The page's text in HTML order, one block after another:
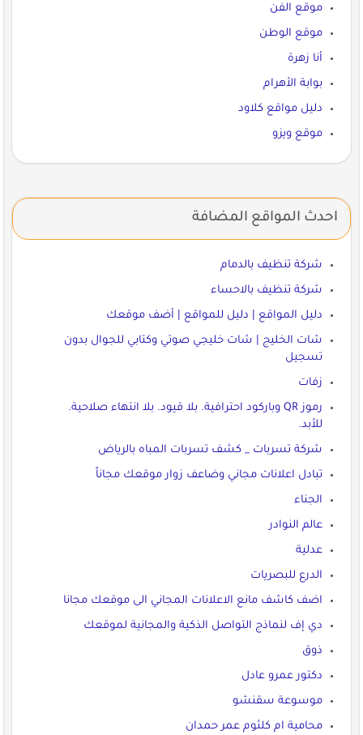
موقع الفن
موقع الوطن
أنا زهرة
بوابة الأهرام
دليل مواقع كلاود
موقع ويزو
احدث المواقع المضافة
شركة تنظيف بالدمام
شركة تنظيف بالاحساء
دليل المواقع | دليل للمواقع | أضف موقعك
شات الخليج | شات خليجي صوتي وكتابي للجوال بدون
تسجيل
زفات
رموز QR وباركود احترافية. بلا قيود. بلا انتهاء صلاحية.
للأبد.
شركة تسربات _ كشف تسربات المباه بالرياض
تبادل اعلانات مجاني وضاعف زوار موقعك مجاناً
الجناء
عالم النوادر
عدلية
الدرع للبصريات
اضف كاشف مانع الاعلانات المجاني الى موقعك مجانا
دي إف لنماذج التواصل الذكية والمجانية لموقعك
ذوق
دكتور عمرو عادل
موسوعة سقنشو
محامية ام كلثوم عمر حمدان